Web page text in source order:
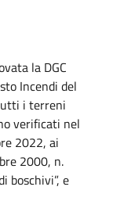
la DGC
Incendi del
i terreni
verificati nel
2022, ai
2000, n.
boschivi”, e